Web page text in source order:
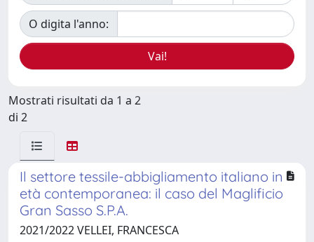
O digita l'anno:
Mostrati risultati da 1 a 2
di 2
Il settore tessile-abbigliamento italiano in
età contemporanea: il caso del Maglificio
Gran Sasso S.P.A.
2021/2022 VELLEI, FRANCESCA